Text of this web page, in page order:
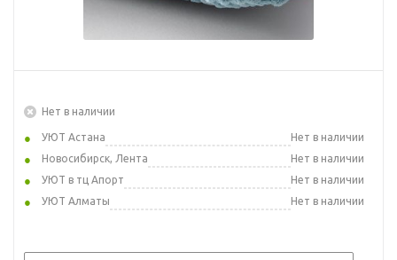
Нет в наличии
УЮТ Астана
Нет в наличии
Новосибирск, Лента
Нет в наличии
УЮТ в тц Апорт
Нет в наличии
УЮТ Алматы
Нет в наличии